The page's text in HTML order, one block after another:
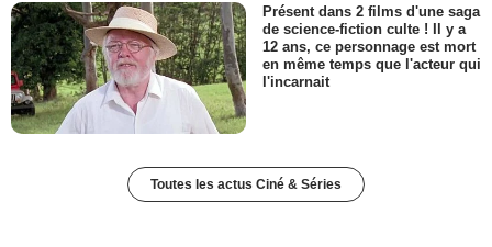
Présent dans 2 films d'une saga
de science-fiction culte ! Il y a
12 ans, ce personnage est mort
en même temps que l'acteur qui
l'incarnait
Toutes les actus Ciné & Séries